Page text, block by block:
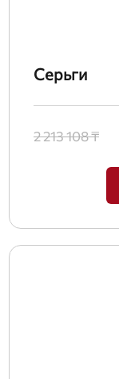
Серьги
2 213 108 ₸